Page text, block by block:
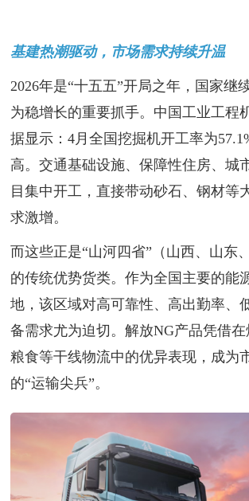
基建热潮驱动，市场需求持续升温
2026年是“十五五”开局之年，国家继
为稳增长的重要抓手。中国工业工程
据显示：4月全国挖掘机开工率为
高。交通基础设施、保障性住房、城
目集中开工，直接带动砂石、钢材等
求激增。
而这些正是“山河四省”（山西、山东
的传统优势货类。作为全国主要的能
地，该区域对高可靠性、高出勤率、
备需求尤为迫切。解放NG产品凭借在
粮食等干线物流中的优异表现，成为
的“运输尖兵”。